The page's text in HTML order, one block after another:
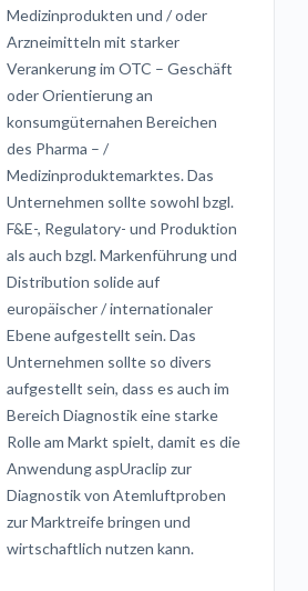
Medizinprodukten und / oder
Arzneimitteln mit starker
Verankerung im OTC – Geschäft
oder Orientierung an
konsumgüternahen Bereichen
des Pharma – /
Medizinproduktemarktes. Das
Unternehmen sollte sowohl bzgl.
F&E-, Regulatory- und Produktion
als auch bzgl. Markenführung und
Distribution solide auf
europäischer / internationaler
Ebene aufgestellt sein. Das
Unternehmen sollte so divers
aufgestellt sein, dass es auch im
Bereich Diagnostik eine starke
Rolle am Markt spielt, damit es die
Anwendung aspUraclip zur
Diagnostik von Atemluftproben
zur Marktreife bringen und
wirtschaftlich nutzen kann.